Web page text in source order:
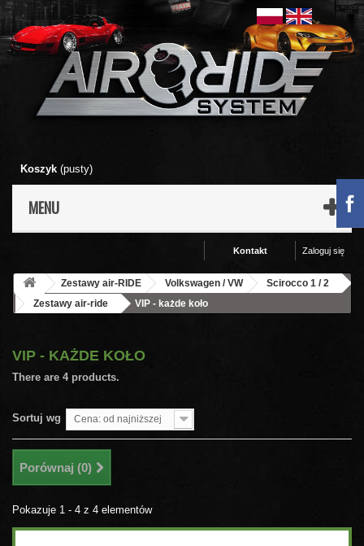
Koszyk (pusty)
MENU
Zaloguj się
Kontakt
Zestawy air-RIDE Volkswagen / VW
Scirocco 1 / 2
Zestawy air-ride
VIP - każde koło
VIP - KAŻDE KOŁO
There are 4 products.
Sortuj wg Cena: od najniższej
Porównaj (0)
Pokazuje 1 - 4 z 4 elementów